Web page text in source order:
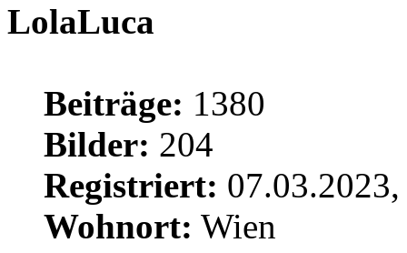
LolaLuca
Beiträge: 1380
Bilder: 204
Registriert:
Wohnort: Wien